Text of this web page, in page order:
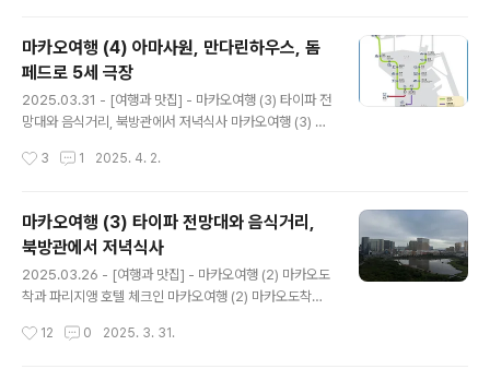
테블릿과 워치는 셀룰러 버전으로 번호를 받아서 독립적인
데이터서비스 이용이 가능하다는 뜻이다. 나는 2022년초
부터 KT 초이스 프리미엄 요금제를 사용 중인데, 혜택 중
데이터공유는 아이패드 셀룰러 버전에 적용하여 사용 중이
다. 별도의 USIM을 구매하여 번호를 받아 개통해서 사용
에도 잘 사용하고 있다. 그런데 혜택 중 스마트기기 무료는
마카오여행 (4) 아마사원, 만다린하우스, 돔
페드로 5세 극장
2025.03.31 - [여행과 맛집] - 마카오여행 (3) 타이파 전
망대와 음식거리, 북방관에서 저녁식사 마카오여행 (3) 타
을 풀고 잠시 숨을 고르고 있다 밖으로 나오니 벌써 5시가
였던 타이파 마을로 가려고 나섰다. 이미 확인한 정보로는
걸어cusee.net 3월 13일 마카오 도착 하루가 지났다.전
날 오후 도착에 호텔체크인과 타이파 마을을 돌아보고 맛
있는 첫 저녁식사도 마치고 마무리했다.2일차인 오늘은 본
격적인 마카오반도쪽 구 도심 투어를 하기로 했다. 포르투
남아 있는 마카오반도의 곳곳을 살펴보기로 했다. LRT 타
3 1 2025. 4. 2.
마카오여행 (3) 타이파 전망대와 음식거리,
북방관에서 저녁식사
2025.03.26 - [여행과 맛집] - 마카오여행 (2) 마카오도
착과 파리지앵 호텔 체크인 마카오여행 (2) 마카오도착과
공권 또는 숙박에서 출발한다. 그 중에서도 숙박보단 항공
12 0 2025. 3. 31.